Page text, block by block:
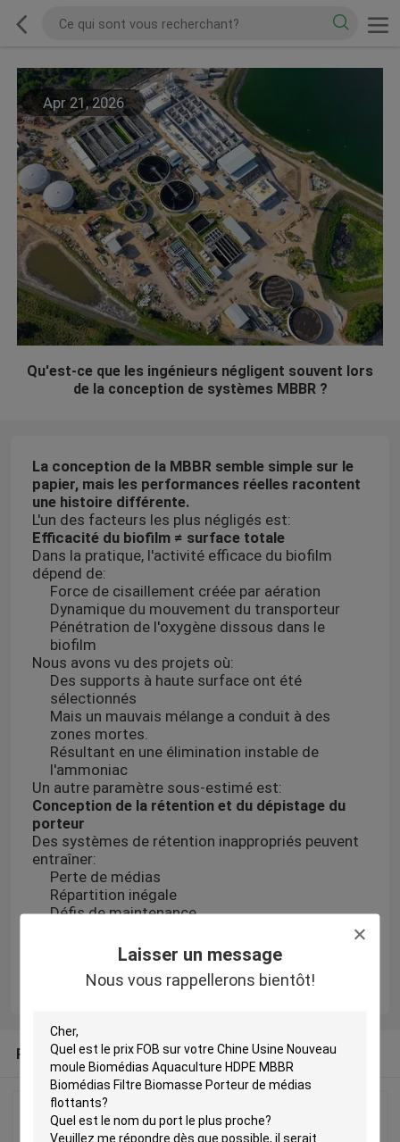
Laisser un message
Nous vous rappellerons bientôt!
Apr 21, 2026
Qu'est-ce que les ingénieurs négligent souvent lors
de la conception de systèmes MBBR ?
La conception de la MBBR semble simple sur le
papier, mais les performances réelles racontent
une histoire différente.
L'un des facteurs les plus négligés est:
Efficacité du biofilm ≠ surface totale
Dans la pratique, l'activité efficace du biofilm
dépend de:
Force de cisaillement créée par aération
Dynamique du mouvement du transporteur
Pénétration de l'oxygène dissous dans le
biofilm
Nous avons vu des projets où:
Des supports à haute surface ont été
sélectionnés
Mais un mauvais mélange a conduit à des
zones mortes.
Résultant en une élimination instable de
l'ammoniac
Un autre paramètre sous-estimé est:
Conception de la rétention et du dépistage du
porteur
Des systèmes de rétention inappropriés peuvent
entraîner:
Perte de médias
Répartition inégale
Défis de maintenance
seulement les médias eux-mêmes,
mais comment il interagit avec l'ensemble du
réacteur.
Produits recommandés